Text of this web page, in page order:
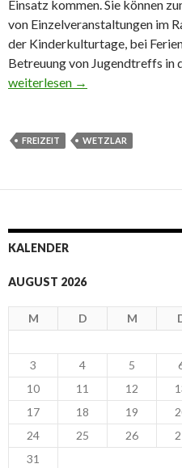
Einsatz kommen. Sie können
von Einzelveranstaltungen im
der Kinderkulturtage, bei
Betreuung von Jugendtreffs in
Betreuungskräfte für
weiterlesen →
FREIZEIT WETZLAR
KALENDER
AUGUST 2026
M D M
3
4 5
10
11 12
17
18 19
24
25 26
31